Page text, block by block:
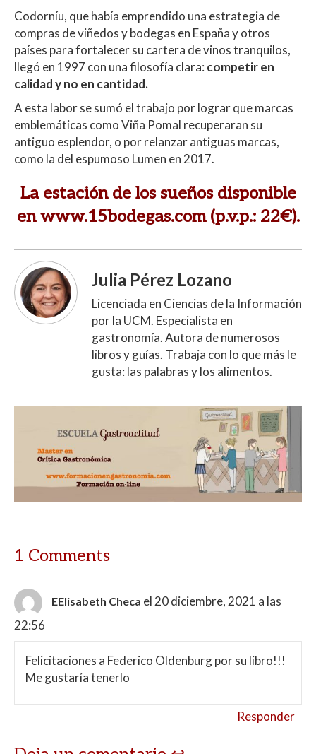
Codorníu, que había emprendido una estrategia de
compras de viñedos y bodegas en España y otros
países para fortalecer su cartera de vinos tranquilos,
llegó en 1997 con una filosofía clara: competir en
calidad y no en cantidad.
A esta labor se sumó el trabajo por lograr que marcas
emblemáticas como Viña Pomal recuperaran su
antiguo esplendor, o por relanzar antiguas marcas,
como la del espumoso Lumen en 2017.
La estación de los sueños disponible
enwww.15bodegas.com(p.v.p.: 22€).
Julia Pérez Lozano
Licenciada en Ciencias de la Información
por la UCM. Especialista en
gastronomía. Autora de numerosos
libros y guías. Trabaja con lo que más le
gusta: las palabras y los alimentos.
1 Comments
EElisabeth Checa el 20 diciembre, 2021 a las
22:56
Felicitaciones a Federico Oldenburg por su libro!!!
Me gustaría tenerlo
Responder